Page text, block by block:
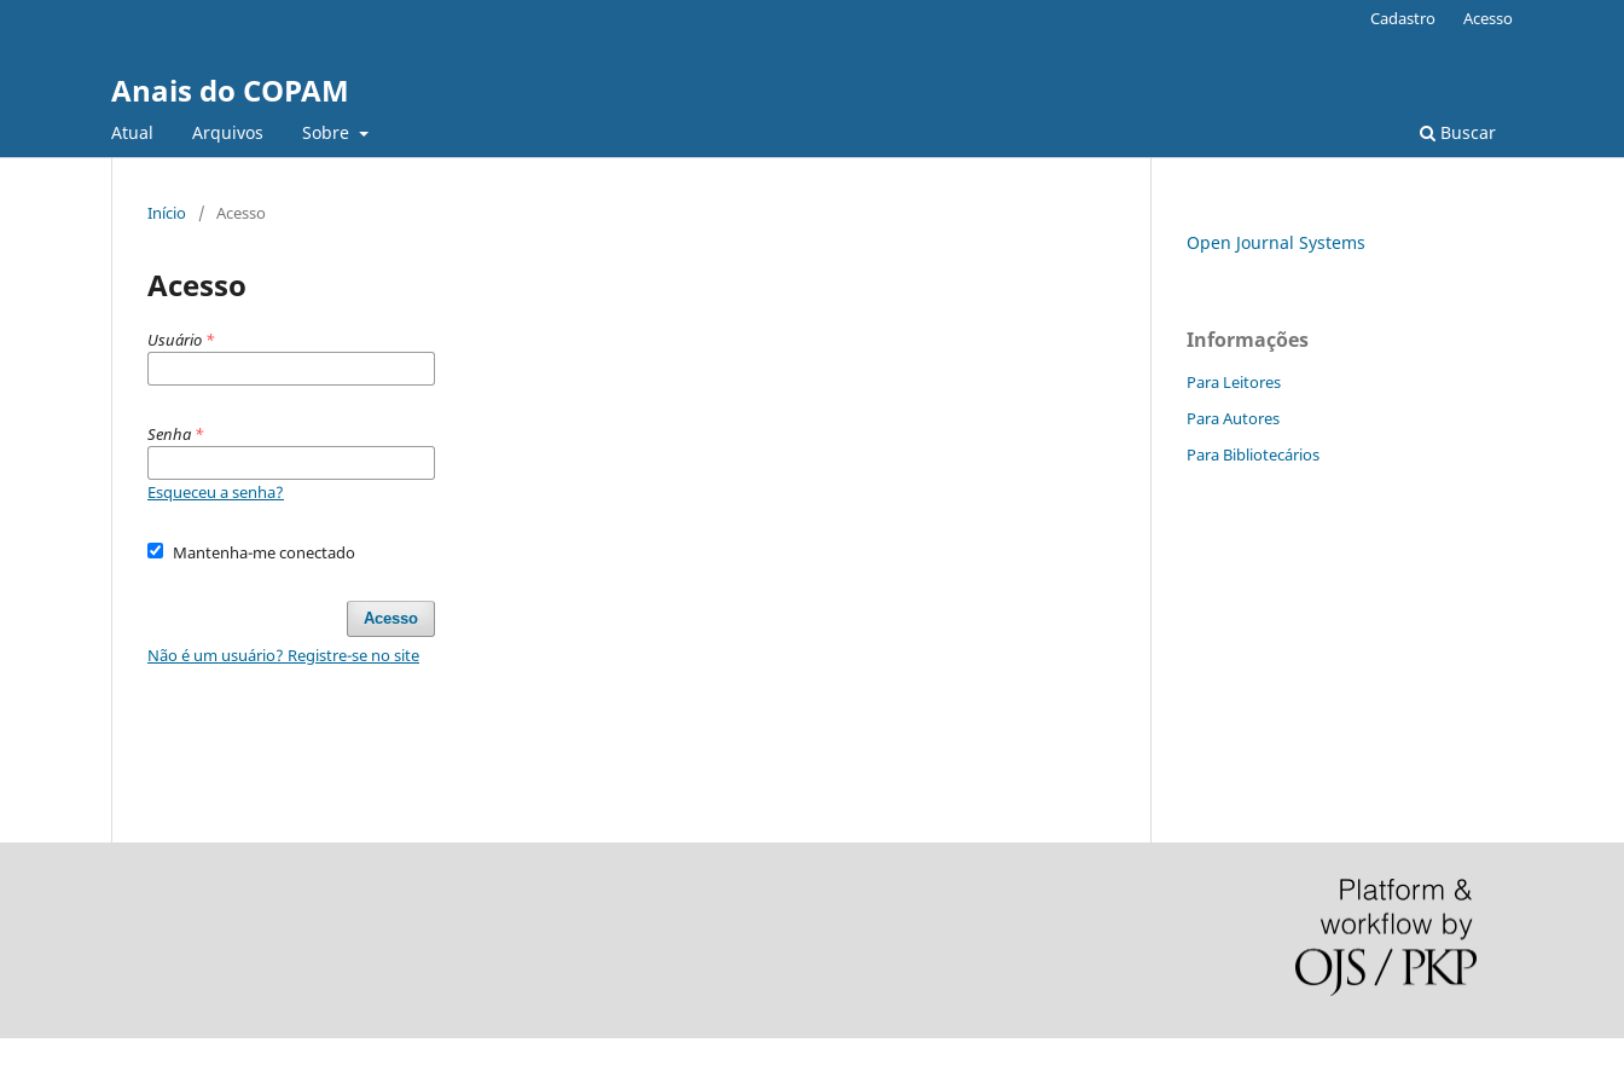
Anais do COPAM
Atual Arquivos Sobre Buscar
Cadastro Acesso
Início / Acesso
Acesso
Usuário *
Senha *
Esqueceu a senha?
Mantenha-me conectado
Acesso
Não é um usuário? Registre-se no site
Open Journal Systems
Informações
Para Leitores
Para Autores
Para Bibliotecários